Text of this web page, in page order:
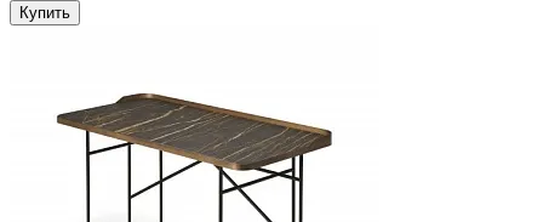
Купить